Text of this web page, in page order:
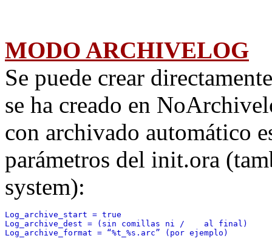
MODO ARCHIVELOG
Se puede crear
se ha creado en
con archivado automático
parámetros del init.ora
system):
Log_archive_start = true
Log_archive_dest = (sin comillas ni /    al final)
Log_archive_format = “%t_%s.arc” (por ejemplo)